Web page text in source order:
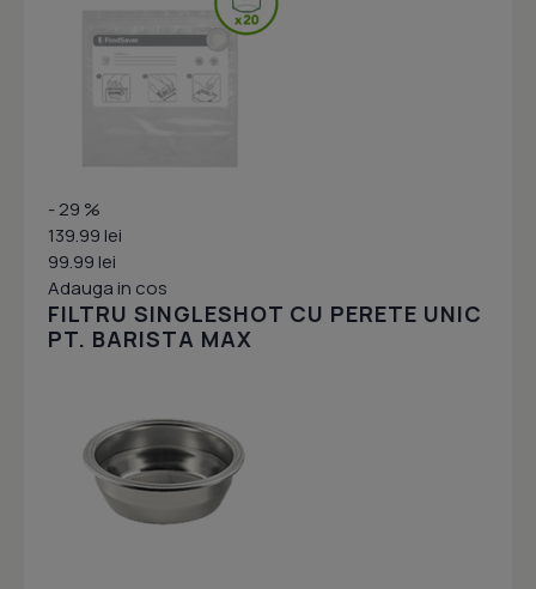
- 29 %
139.99 lei
99.99 lei
Adauga in cos
FILTRU SINGLESHOT CU PERETE UNIC
PT. BARISTA MAX